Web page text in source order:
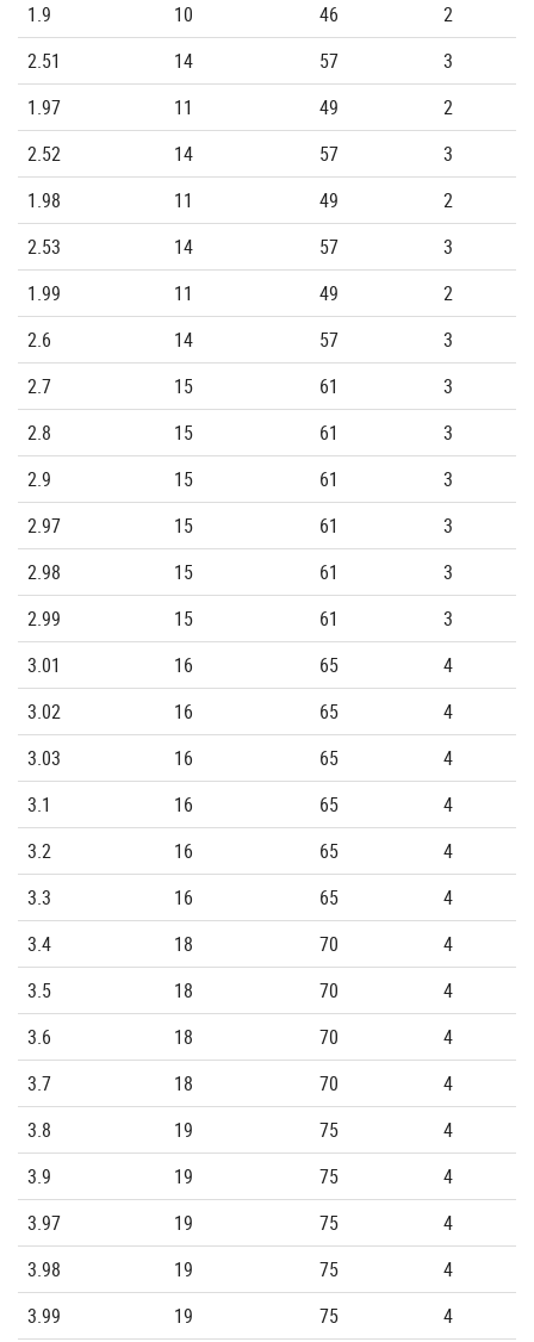
1.9 10 46
2
2.51
14 57
3
1.97
11 49
2
2.52
14 57
3
1.98
11 49
2
2.53
14 57
3
1.99
11 49
2
2.6
14 57
3
2.7
15 61
3
2.8
15 61
3
2.9
15 61
3
2.97
15 61
3
2.98
15 61
3
2.99
15 61
3
3.01
16 65
4
3.02
16 65
4
3.03
16 65
4
3.1
16 65
4
3.2
16 65
4
3.3
16 65
4
3.4
18 70
4
3.5
18 70
4
3.6
18 70
4
3.7
18 70
4
3.8
19 75
4
3.9
19 75
4
3.97
19 75
4
3.98
19 75
4
3.99
19 75
4